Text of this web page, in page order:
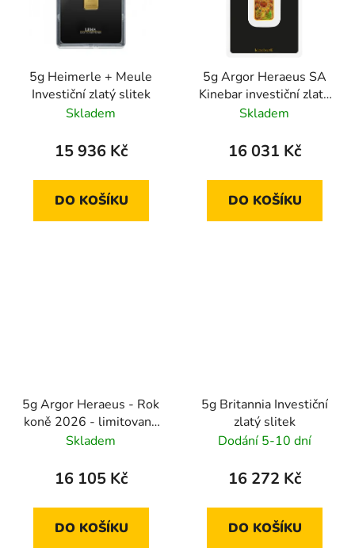
5g Heimerle + Meule
Investiční zlatý slitek
Skladem
15 936 Kč
DO KOŠÍKU
5g Argor Heraeus SA
Kinebar investiční zlatý
slitek
Skladem
16 031 Kč
DO KOŠÍKU
5g Argor Heraeus - Rok
koně 2026 - limitovaná
edice
Skladem
16 105 Kč
DO KOŠÍKU
5g Britannia Investiční
zlatý slitek
Dodání 5-10 dní
16 272 Kč
DO KOŠÍKU